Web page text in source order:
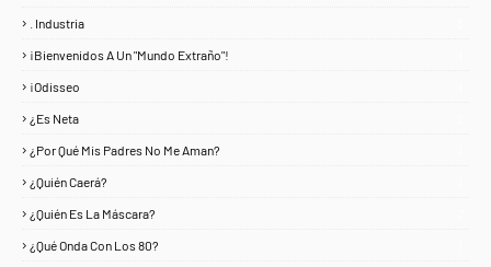
. Industria
¡Bienvenidos A Un "Mundo Extraño"!
¡Odisseo
¿Es Neta
¿Por Qué Mis Padres No Me Aman?
¿Quién Caerá?
¿Quién Es La Máscara?
¿Qué Onda Con Los 80?